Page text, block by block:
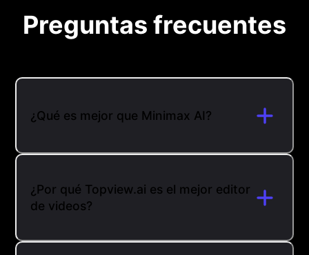
Preguntas frecuentes
¿Qué es mejor que Minimax AI?
¿Por qué Topview.ai es el mejor editor
de videos?